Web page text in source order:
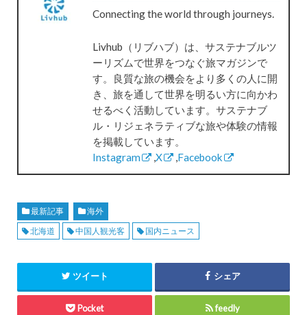
Connecting the world through journeys.
Livhub（リブハブ）は、サステナブルツ
ーリズムで世界をつなぐ旅マガジンで
す。良質な旅の機会をより多くの人に開
き、旅を通して世界を明るい方に向かわ
せるべく活動しています。サステナブ
ル・リジェネラティブな旅や体験の情報
を掲載しています。
Instagram
,X ,Facebook
最新記事
海外
北海道
中国人観光客 国内ニュース
ツイート シェア
Pocket feedly